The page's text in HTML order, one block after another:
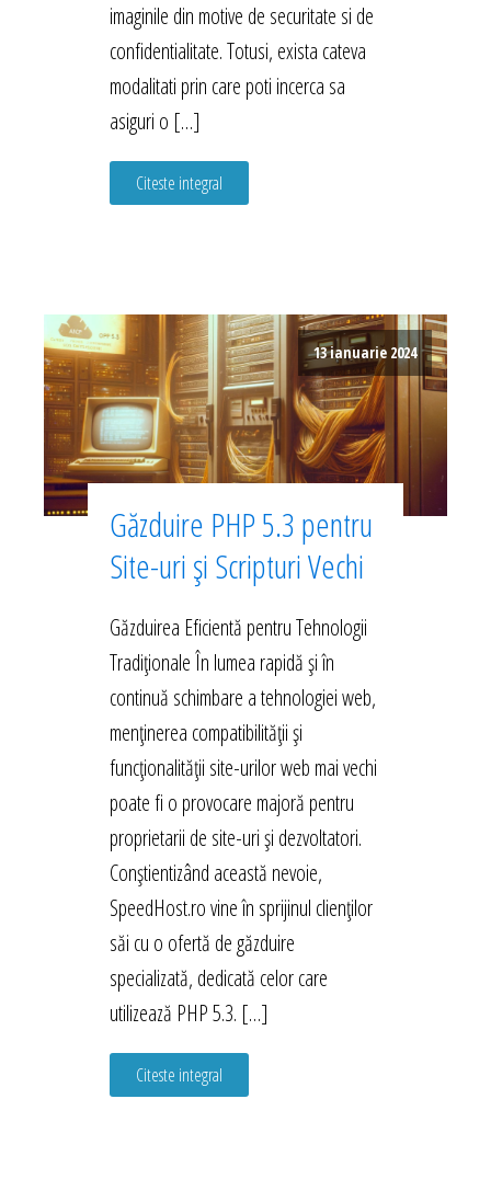
imaginile din motive de securitate si de
confidentialitate. Totusi, exista cateva
modalitati prin care poti incerca sa
asiguri o […]
Citeste integral
13 ianuarie 2024
Găzduire PHP 5.3 pentru
Site-uri și Scripturi Vechi
Găzduirea Eficientă pentru Tehnologii
Tradiționale În lumea rapidă și în
continuă schimbare a tehnologiei web,
menținerea compatibilității și
funcționalității site-urilor web mai vechi
poate fi o provocare majoră pentru
proprietarii de site-uri și dezvoltatori.
Conștientizând această nevoie,
SpeedHost.ro vine în sprijinul clienților
săi cu o ofertă de găzduire
specializată, dedicată celor care
utilizează PHP 5.3. […]
Citeste integral